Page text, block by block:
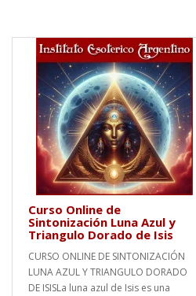
Curso Online de
Sintonización Luna Azul y
Triangulo Dorado de Isis
CURSO ONLINE DE SINTONIZACIÓN
LUNA AZUL Y TRIANGULO DORADO
DE ISISLa luna azul de Isis es una